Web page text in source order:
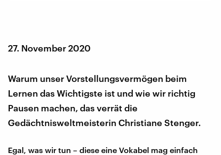
27. November 2020
Warum unser Vorstellungsvermögen beim
Lernen das Wichtigste ist und wie wir richtig
Pausen machen, das verrät die
Gedächtnisweltmeisterin Christiane Stenger.
Egal, was wir tun – diese eine Vokabel mag einfach